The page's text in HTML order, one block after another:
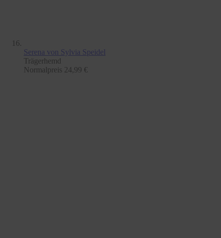
Serena von Sylvia Speidel
Trägerhemd
Normalpreis 24,99 €